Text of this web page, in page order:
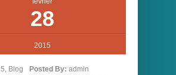
28
2015
, Blog Posted By: admin